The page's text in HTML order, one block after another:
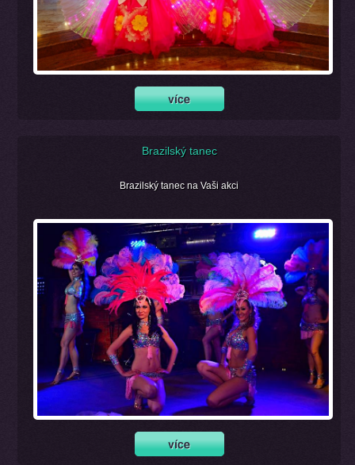
Brazilský tanec
Brazilský tanec na Vaši akci